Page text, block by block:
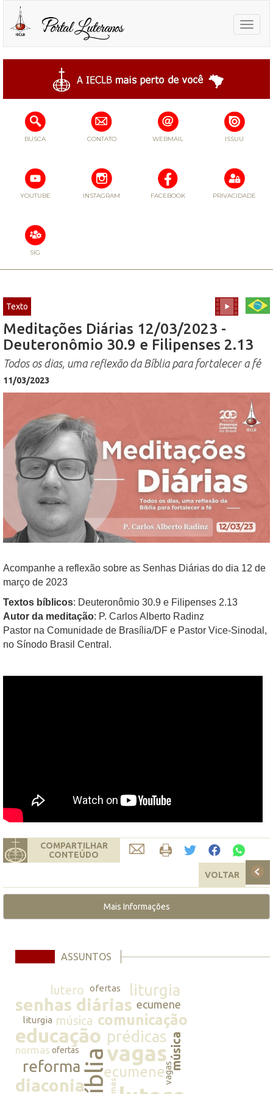
Toggle
BUSCA CONTATO WEBMAIL ISSUU
YOUTUBE INSTAGRAM FACEBOOK PRIVACIDADE
SIG
Texto
Meditações Diárias 12/03/2023 -
Deuteronômio 30.9 e Filipenses 2.13
Todos os dias, uma reflexão da Bíblia para fortalecer a fé
11/03/2023
Acompanhe a reflexão sobre as Senhas Diárias do dia 12 de
março de 2023
Textos bíblicos: Deuteronômio 30.9 e Filipenses 2.13
Autor da meditação: P. Carlos Alberto Radinz
Pastor na Comunidade de Brasília/DF e Pastor Vice-Sinodal,
no Sínodo Brasil Central.
COMPARTILHAR
CONTEÚDO
VOLTAR
Mais Informações
ASSUNTOS
lutero ofertas liturgia
senhas diárias ecumene
liturgia música comunicação
educação prédicasmúsica
normas ofertasbíbliavagas
reforma
diaconia
ecumenevagas